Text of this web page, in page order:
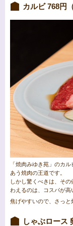
カルビ 768円
「焼肉みゆき苑」のカ
あう焼肉の王道です。
しかし驚くべきは、そ
わえるのは、コスパが高
焦げやすいので、さっと
しゃぶロース